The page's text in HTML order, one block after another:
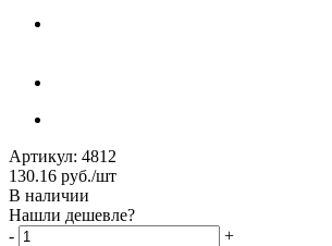
Артикул: 4812
130.16 руб./шт
В наличии
Нашли дешевле?
-
+